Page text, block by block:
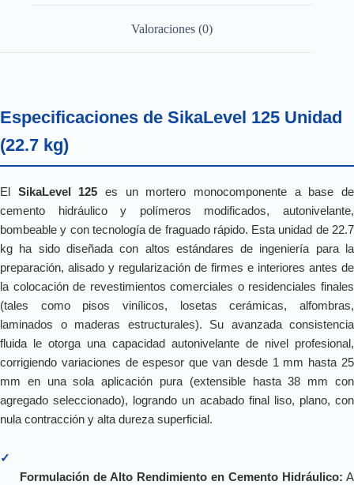
Valoraciones (0)
Especificaciones de SikaLevel 125 Unidad
(22.7 kg)
El SikaLevel 125 es un mortero monocomponente a base de
cemento hidráulico y polímeros modificados, autonivelante,
bombeable y con tecnología de fraguado rápido. Esta unidad de 22.7
kg ha sido diseñada con altos estándares de ingeniería para la
preparación, alisado y regularización de firmes e interiores antes de
la colocación de revestimientos comerciales o residenciales finales
(tales como pisos vinílicos, losetas cerámicas, alfombras,
laminados o maderas estructurales). Su avanzada consistencia
fluida le otorga una capacidad autonivelante de nivel profesional,
corrigiendo variaciones de espesor que van desde 1 mm hasta 25
mm en una sola aplicación pura (extensible hasta 38 mm con
agregado seleccionado), logrando un acabado final liso, plano, con
nula contracción y alta dureza superficial.
✓
Formulación de Alto Rendimiento en Cemento Hidráulico: A